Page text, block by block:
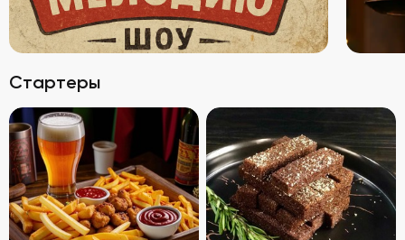
Стартеры